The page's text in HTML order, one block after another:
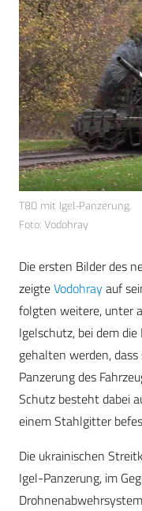
T80 mit Igel-Panzerung.
Foto: Vodohray
Die ersten Bilder des
zeigteVodohray auf
folgten weitere, unter
Igelschutz, bei dem
gehalten werden,
Panzerung des
Schutz besteht dabei
einem Stahlgitter
Die ukrainischen
Igel-Panzerung, im